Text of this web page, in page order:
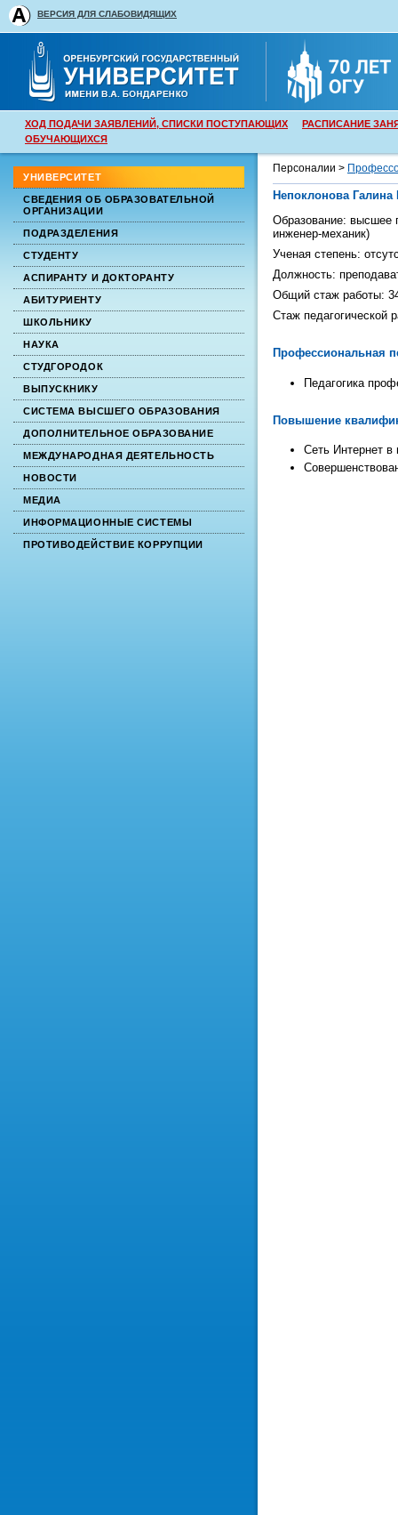
ВЕРСИЯ ДЛЯ СЛАБОВИДЯЩИХ
ХОД ПОДАЧИ ЗАЯВЛЕНИЙ, СПИСКИ ПОСТУПАЮЩИХ
РАСПИСАНИЕ
ОБУЧАЮЩИХСЯ
УНИВЕРСИТЕТ
СВЕДЕНИЯ ОБ ОБРАЗОВАТЕЛЬНОЙ
ОРГАНИЗАЦИИ
ПОДРАЗДЕЛЕНИЯ
СТУДЕНТУ
АСПИРАНТУ И ДОКТОРАНТУ
АБИТУРИЕНТУ
ШКОЛЬНИКУ
НАУКА
СТУДГОРОДОК
ВЫПУСКНИКУ
СИСТЕМА ВЫСШЕГО ОБРАЗОВАНИЯ
ДОПОЛНИТЕЛЬНОЕ ОБРАЗОВАНИЕ
МЕЖДУНАРОДНАЯ ДЕЯТЕЛЬНОСТЬ
НОВОСТИ
МЕДИА
ИНФОРМАЦИОННЫЕ СИСТЕМЫ
ПРОТИВОДЕЙСТВИЕ КОРРУПЦИИ
Персоналии >
Непоклонова Галина
Образование: высшее
инженер-механик)
Ученая степень:
Должность:
Общий стаж работы:
Стаж педагогической
Профессиональная
Педагогика
Повышение
Сеть Интернет в